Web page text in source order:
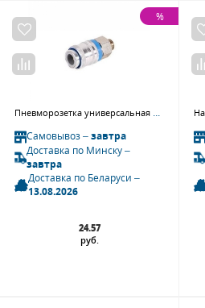
%
Пневморозетка универсальная быстроразъёмная М 1/2 Walcom 10203U
Самовывоз –завтра
Доставка по Минску –
завтра
Доставка по Беларуси –
13.08.2026
24.57
руб.